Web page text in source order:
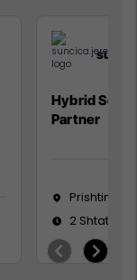
Hybrid
Partner
Prishtinë
2 Shtator